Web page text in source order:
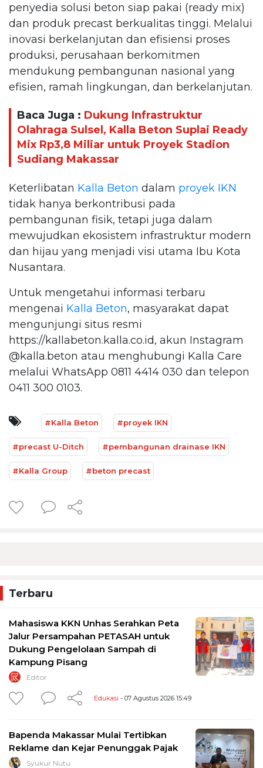
penyedia solusi beton siap pakai (ready mix)
dan produk precast berkualitas tinggi. Melalui
inovasi berkelanjutan dan efisiensi proses
produksi, perusahaan berkomitmen
mendukung pembangunan nasional yang
efisien, ramah lingkungan, dan berkelanjutan.
Baca Juga : Dukung Infrastruktur
Olahraga Sulsel, Kalla Beton Suplai Ready
Mix Rp3,8 Miliar untuk Proyek Stadion
Sudiang Makassar
Keterlibatan Kalla Beton dalam proyek IKN
tidak hanya berkontribusi pada
pembangunan fisik, tetapi juga dalam
mewujudkan ekosistem infrastruktur modern
dan hijau yang menjadi visi utama Ibu Kota
Nusantara.
Untuk mengetahui informasi terbaru
mengenai Kalla Beton, masyarakat dapat
mengunjungi situs resmi
https://kallabeton.kalla.co.id, akun Instagram
@kalla.beton atau menghubungi Kalla Care
melalui WhatsApp 0811 4414 030 dan telepon
0411 300 0103.
#Kalla Beton #proyek IKN
#precast U-Ditch #pembangunan drainase IKN
#Kalla Group #beton precast
Terbaru
Mahasiswa KKN Unhas Serahkan Peta
Jalur Persampahan PETASAH untuk
Dukung Pengelolaan Sampah di
Kampung Pisang
Editor
Edukasi - 07 Agustus 2026 15:49
Bapenda Makassar Mulai Tertibkan
Reklame dan Kejar Penunggak Pajak
Syukur Nutu